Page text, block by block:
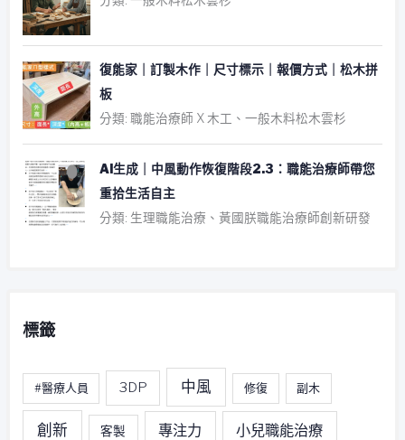
復能家｜訂製木作｜尺寸標示｜報價方式｜松木拼
板
分類: 職能治療師 X 木工、一般木料松木雲杉
AI生成｜中風動作恢復階段2.3：職能治療師帶您
重拾生活自主
分類: 生理職能治療、黃國朕職能治療師創新研發
標籤
#醫療人員 3DP 中風 修復 副木
創新 客製 專注力 小兒職能治療